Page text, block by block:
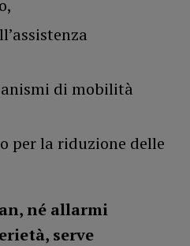
di mobilità
per la riduzione delle
né allarmi
serve